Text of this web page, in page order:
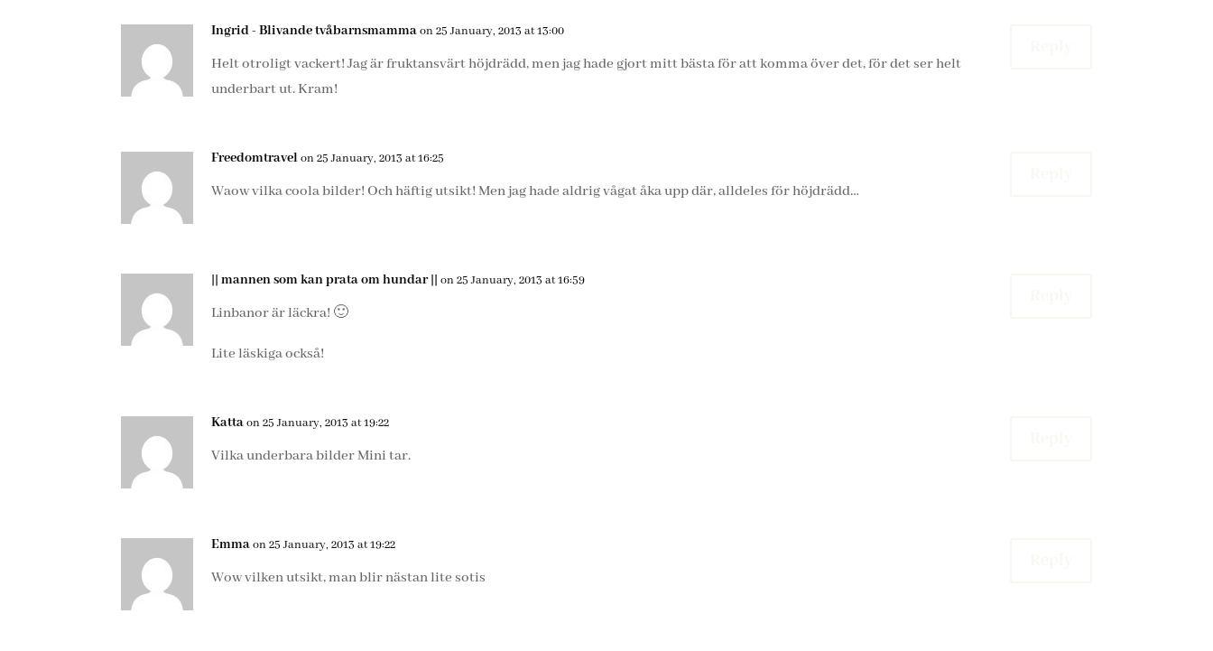
Ingrid - Blivande tvåbarnsmamma on 25 January, 2013 at 13:00
Helt otroligt vackert! Jag är fruktansvärt höjdrädd, men jag hade gjort mitt bästa för att komma över det, för det ser helt
underbart ut. Kram!
Freedomtravel on 25 January, 2013 at 16:25
Waow vilka coola bilder! Och häftig utsikt! Men jag hade aldrig vågat åka upp där, alldeles för höjdrädd…
|| mannen som kan prata om hundar || on 25 January, 2013 at 16:59
Linbanor är läckra! 🙂
Lite läskiga också!
Katta on 25 January, 2013 at 19:22
Vilka underbara bilder Mini tar.
Emma on 25 January, 2013 at 19:22
Wow vilken utsikt, man blir nästan lite sotis